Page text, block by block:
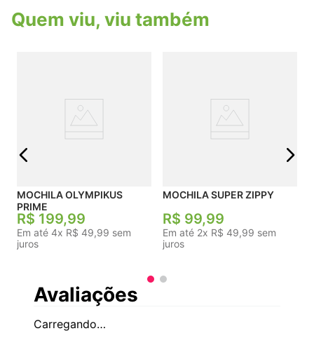
refletivas que aumentam a visibilidade, trazendo
muito mais segurança para os atletas que
praticam esportes em locais com pouca
Cm / Largura: 31 Cm / Profundidade: 12 Cm
Capacidade 16 Origem Importado
Quem viu, viu também
MOCHILA OLYMPIKUS
PRIME
R$ 199,99
Em até 4x R$ 49,99 sem
juros
MOCHILA SUPER ZIPPY
R$ 99,99
Em até 2x R$ 49,99 sem
juros
Avaliações
Carregando…